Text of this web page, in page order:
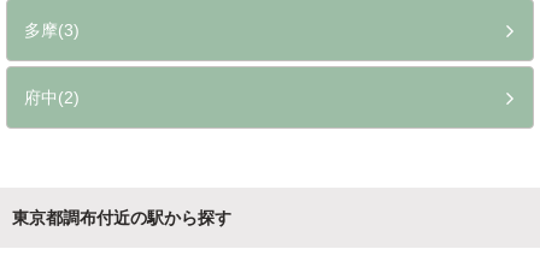
多摩(3)
府中(2)
東京都調布付近の駅から探す